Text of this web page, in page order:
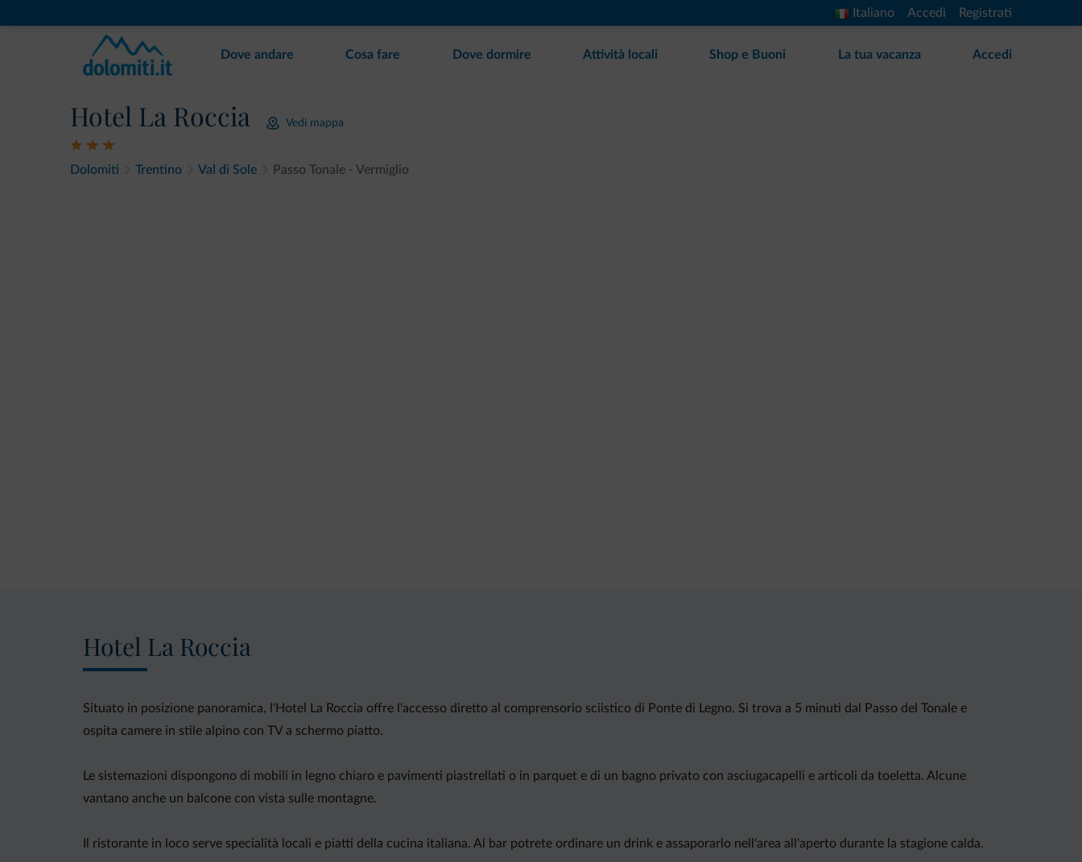
Italiano Accedi Registrati
Dove andare Cosa fare Dove dormire Attività locali Shop e Buoni La tua vacanza Accedi
Hotel La Roccia Vedi mappa
Dolomiti Trentino Val di Sole Passo Tonale - Vermiglio
Hotel La Roccia
Situato in posizione panoramica, l'Hotel La Roccia offre l'accesso diretto al comprensorio sciistico di Ponte di Legno. Si trova a 5 minuti dal Passo del Tonale e
ospita camere in stile alpino con TV a schermo piatto.
Le sistemazioni dispongono di mobili in legno chiaro e pavimenti piastrellati o in parquet e di un bagno privato con asciugacapelli e articoli da toeletta. Alcune
vantano anche un balcone con vista sulle montagne.
Il ristorante in loco serve specialità locali e piatti della cucina italiana. Al bar potrete ordinare un drink e assaporarlo nell'area all'aperto durante la stagione calda.